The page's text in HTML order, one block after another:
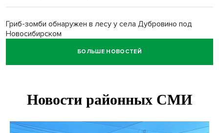
Гриб-зомби обнаружен в лесу у села Дубровино под
Новосибирском
БОЛЬШЕ НОВОСТЕЙ